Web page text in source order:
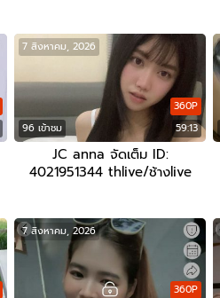
96 เข้าชม 59:13
360P
7 สิงหาคม, 2026
JC anna จัดเต็ม ID:
4021951344 thlive/ช้างlive
360P
7 สิงหาคม, 2026